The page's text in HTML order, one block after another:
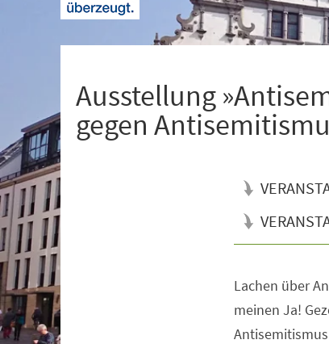
Ausstellung
gegen
Lachen über
meinen Ja!